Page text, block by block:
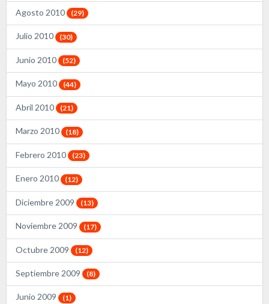
Agosto 2010 (29)
Julio 2010 (30)
Junio 2010 (52)
Mayo 2010 (44)
Abril 2010 (21)
Marzo 2010 (18)
Febrero 2010 (23)
Enero 2010 (12)
Diciembre 2009 (13)
Noviembre 2009 (17)
Octubre 2009 (12)
Septiembre 2009 (8)
Junio 2009 (1)